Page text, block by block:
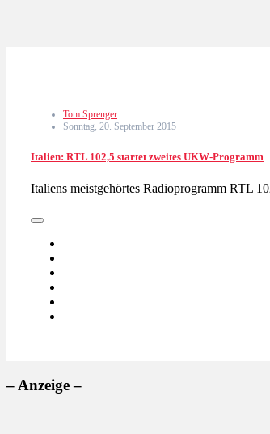
Tom Sprenger
Sonntag, 20. September 2015
Italien: RTL 102,5 startet zweites UKW-Programm
Italiens meistgehörtes Radioprogramm RTL
– Anzeige –